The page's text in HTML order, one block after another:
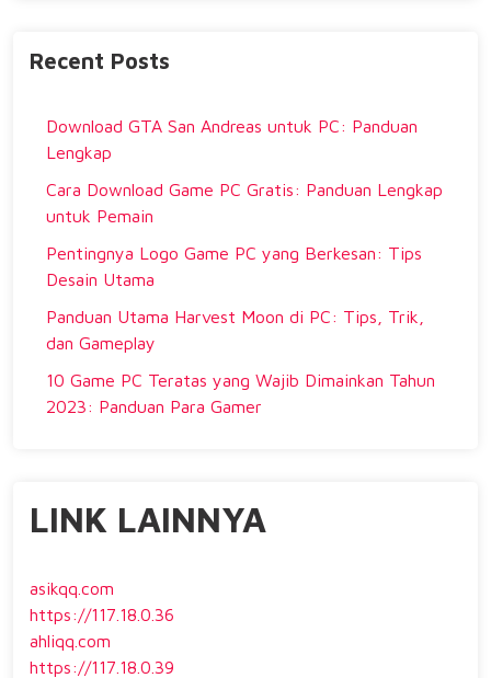
Recent Posts
Download GTA San Andreas untuk PC: Panduan
Lengkap
Cara Download Game PC Gratis: Panduan Lengkap
untuk Pemain
Pentingnya Logo Game PC yang Berkesan: Tips
Desain Utama
Panduan Utama Harvest Moon di PC: Tips, Trik,
dan Gameplay
10 Game PC Teratas yang Wajib Dimainkan Tahun
2023: Panduan Para Gamer
LINK LAINNYA
asikqq.com
https://117.18.0.36
ahliqq.com
https://117.18.0.39